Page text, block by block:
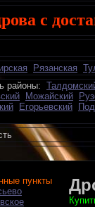
с
Рязанская
районы:
Можайский
Егорьевский
область
пункты